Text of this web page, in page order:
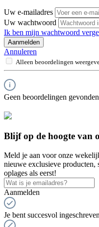
Uw e-mailadres
Uw wachtwoord
Ik ben mijn wachtwoord
Aanmelden
Annuleren
Alleen beoordelingen
Geen beoordelingen
Blijf op de hoogte van
Meld je aan voor onze
nieuwe exclusieve producten,
oplages als eerst!
Aanmelden
Je bent succesvol